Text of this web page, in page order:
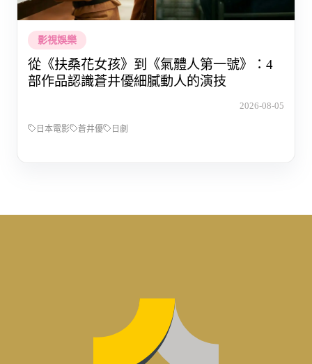
影視娛樂
從《扶桑花女孩》到《氣體人第一號》：4
部作品認識蒼井優細膩動人的演技
2026-08-05
日本電影 蒼井優 日劇